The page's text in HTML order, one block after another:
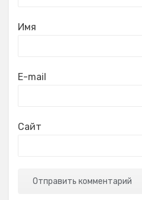
Имя
E-mail
Сайт